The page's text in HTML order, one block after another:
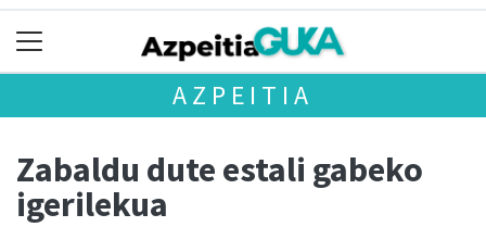
AZPEITIA
Zabaldu dute estali gabeko
igerilekua